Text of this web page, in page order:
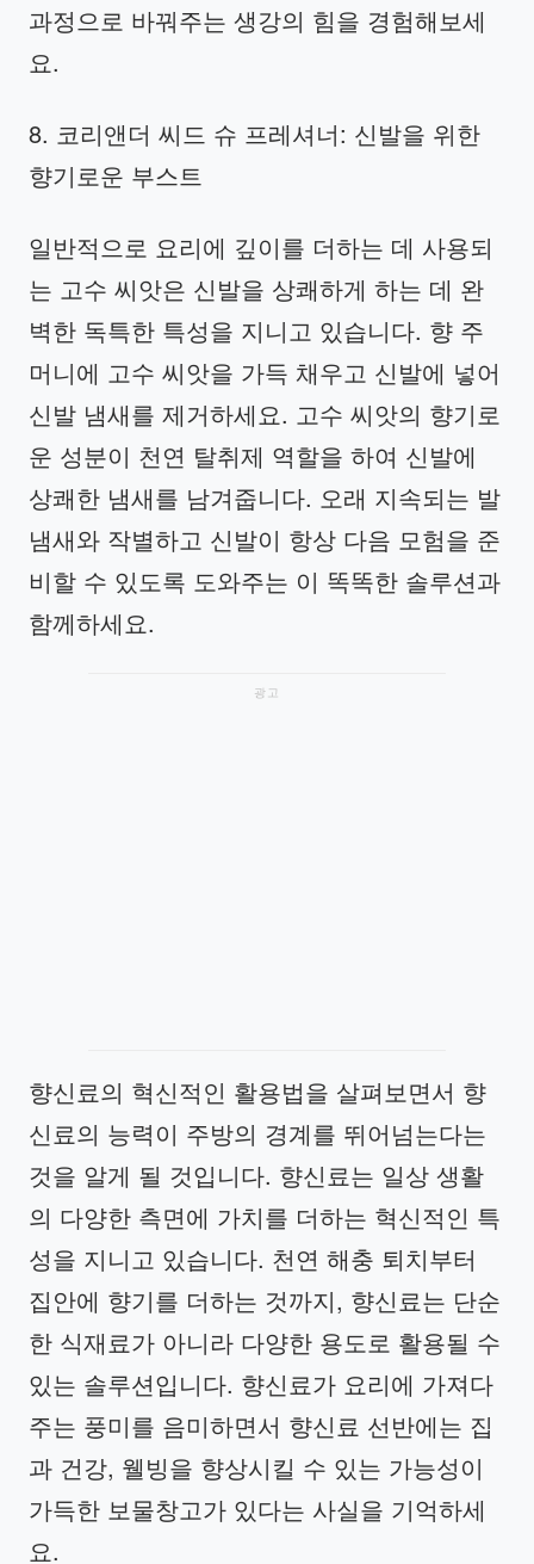
과정으로 바꿔주는 생강의 힘을 경험해보세
요.
8. 코리앤더 씨드 슈 프레셔너: 신발을 위한
향기로운 부스트
일반적으로 요리에 깊이를 더하는 데 사용되
는 고수 씨앗은 신발을 상쾌하게 하는 데 완
벽한 독특한 특성을 지니고 있습니다. 향 주
머니에 고수 씨앗을 가득 채우고 신발에 넣어
신발 냄새를 제거하세요. 고수 씨앗의 향기로
운 성분이 천연 탈취제 역할을 하여 신발에
상쾌한 냄새를 남겨줍니다. 오래 지속되는 발
냄새와 작별하고 신발이 항상 다음 모험을 준
비할 수 있도록 도와주는 이 똑똑한 솔루션과
함께하세요.
광고
향신료의 혁신적인 활용법을 살펴보면서 향
신료의 능력이 주방의 경계를 뛰어넘는다는
것을 알게 될 것입니다. 향신료는 일상 생활
의 다양한 측면에 가치를 더하는 혁신적인 특
성을 지니고 있습니다. 천연 해충 퇴치부터
집안에 향기를 더하는 것까지, 향신료는 단순
한 식재료가 아니라 다양한 용도로 활용될 수
있는 솔루션입니다. 향신료가 요리에 가져다
주는 풍미를 음미하면서 향신료 선반에는 집
과 건강, 웰빙을 향상시킬 수 있는 가능성이
가득한 보물창고가 있다는 사실을 기억하세
요.